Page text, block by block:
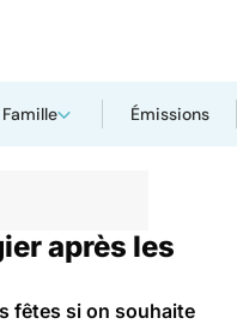
Famille Émissions
après les
fêtes si on souhaite